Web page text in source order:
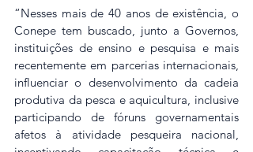
“Nesses mais de 40 anos de existência, o
Conepe tem buscado, junto a Governos,
instituições de ensino e pesquisa e mais
recentemente em parcerias internacionais,
influenciar o desenvolvimento da cadeia
produtiva da pesca e aquicultura, inclusive
participando de fóruns governamentais
afetos à atividade pesqueira nacional,